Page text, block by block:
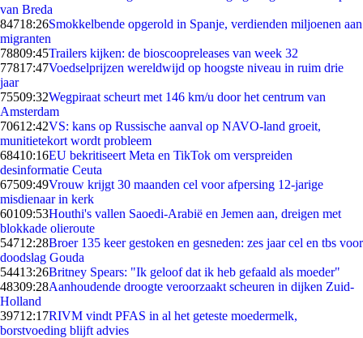
van Breda
84718:26Smokkelbende opgerold in Spanje, verdienden miljoenen aan
migranten
78809:45Trailers kijken: de bioscoopreleases van week 32
77817:47Voedselprijzen wereldwijd op hoogste niveau in ruim drie
jaar
75509:32Wegpiraat scheurt met 146 km/u door het centrum van
Amsterdam
70612:42VS: kans op Russische aanval op NAVO-land groeit,
munitietekort wordt probleem
68410:16EU bekritiseert Meta en TikTok om verspreiden
desinformatie Ceuta
67509:49Vrouw krijgt 30 maanden cel voor afpersing 12-jarige
misdienaar in kerk
60109:53Houthi's vallen Saoedi-Arabië en Jemen aan, dreigen met
blokkade olieroute
54712:28Broer 135 keer gestoken en gesneden: zes jaar cel en tbs voor
doodslag Gouda
54413:26Britney Spears: "Ik geloof dat ik heb gefaald als moeder"
48309:28Aanhoudende droogte veroorzaakt scheuren in dijken Zuid-
Holland
39712:17RIVM vindt PFAS in al het geteste moedermelk,
borstvoeding blijft advies